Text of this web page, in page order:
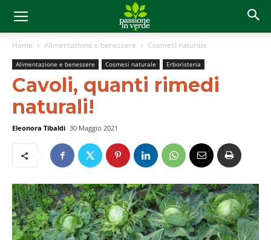
Home Alimentazione e benessere Cosmesi naturale
Alimentazione e benessere Cosmesi naturale Erboristeria
Cavoli, quanti rimedi
naturali!
Eleonora Tibaldi 30 Maggio 2021